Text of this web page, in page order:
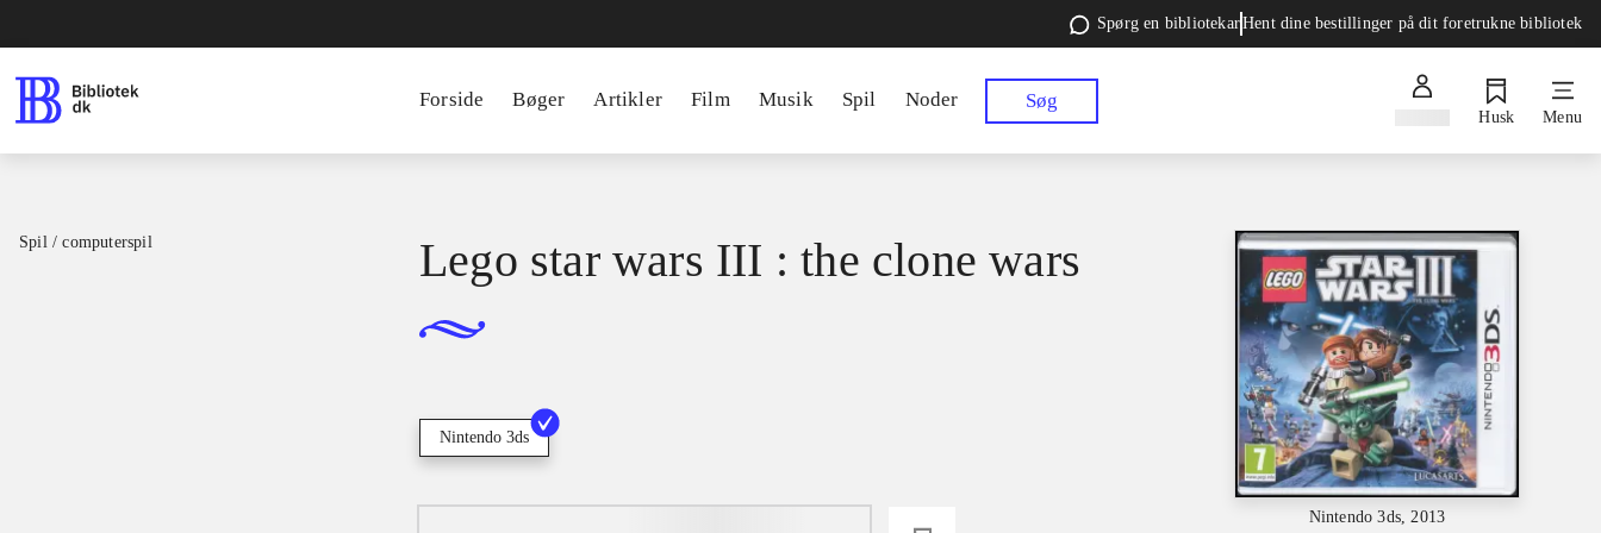
Spørg en bibliotekarHent dine bestillinger på dit foretrukne bibliotek
Forside Bøger Artikler Film Musik Spil Noder Søg
Husk Menu
Spil / computerspil
Nintendo 3ds, 2013
Lego star wars III : the clone wars
Nintendo 3ds